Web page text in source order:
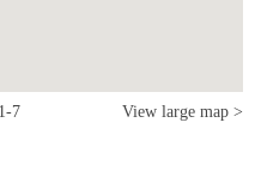
View large map >
7